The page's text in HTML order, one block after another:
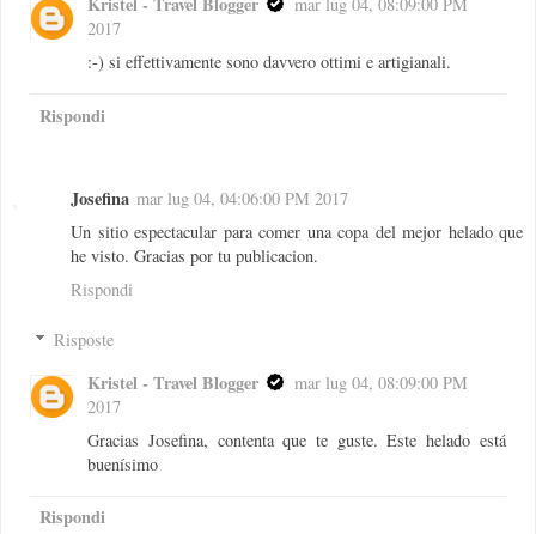
mar lug 04, 08:09:00 PM
2017
:-) si effettivamente sono davvero ottimi e artigianali.
Rispondi
Josefina mar lug 04, 04:06:00 PM 2017
Un sitio espectacular para comer una copa del mejor helado que
he visto. Gracias por tu publicacion.
Rispondi
Risposte
Kristel - Travel Blogger
mar lug 04, 08:09:00 PM
2017
Gracias Josefina, contenta que te guste. Este helado está
buenísimo
Rispondi